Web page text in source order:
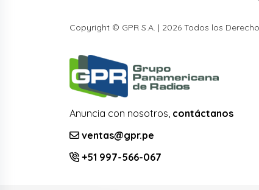
Copyright © GPR S.A. | 2026 Todos los
Anuncia con nosotros, contáctanos
ventas@gpr.pe
+51 997-566-067